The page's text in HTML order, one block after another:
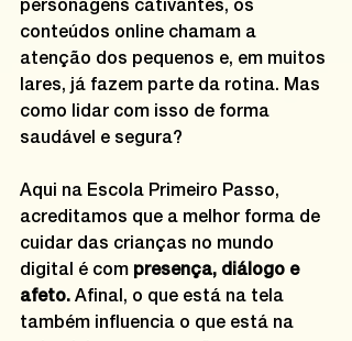
personagens cativantes, os
conteúdos online chamam a
atenção dos pequenos e, em muitos
lares, já fazem parte da rotina. Mas
como lidar com isso de forma
saudável e segura?
Aqui na Escola Primeiro Passo,
acreditamos que a melhor forma de
cuidar das crianças no mundo
digital é com presença, diálogo e
afeto. Afinal, o que está na tela
também influencia o que está na